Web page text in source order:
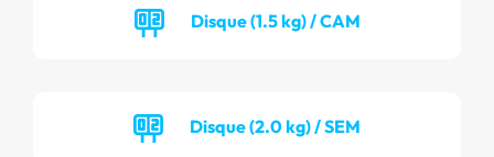
Disque (1.5 kg) / CAM
Disque (2.0 kg) / SEM